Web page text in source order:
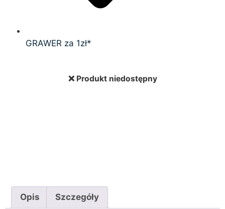
GRAWER za 1zł*
❌ Produkt niedostępny
Opis Szczegóły